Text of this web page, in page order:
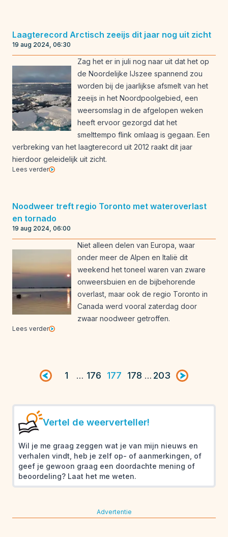
Laagterecord Arctisch zeeijs dit jaar nog uit zicht
19 aug 2024, 06:30
Zag het er in juli nog naar uit dat het op
de Noordelijke IJszee spannend zou
worden bij de jaarlijkse afsmelt van het
zeeijs in het Noordpoolgebied, een
weersomslag in de afgelopen weken
heeft ervoor gezorgd dat het
smelttempo flink omlaag is gegaan. Een
verbreking van het laagterecord uit 2012 raakt dit jaar
hierdoor geleidelijk uit zicht.
Lees verder
Noodweer treft regio Toronto met wateroverlast
en tornado
19 aug 2024, 06:00
Niet alleen delen van Europa, waar
onder meer de Alpen en Italië dit
weekend het toneel waren van zware
onweersbuien en de bijbehorende
overlast, maar ook de regio Toronto in
Canada werd vooral zaterdag door
zwaar noodweer getroffen.
Lees verder
Vorige pagina
1 … 176 177 178 … 203 Volgende
Vertel de weerverteller!
Wil je me graag zeggen wat je van mijn nieuws en
verhalen vindt, heb je zelf op- of aanmerkingen, of
geef je gewoon graag een doordachte mening of
beoordeling? Laat het me weten.
Advertentie